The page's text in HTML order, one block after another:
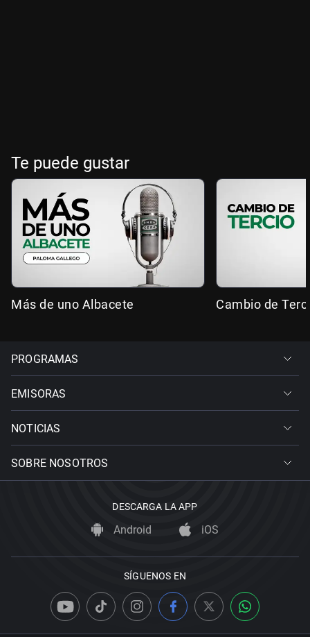
Te puede gustar
Más de uno Albacete Cambio de
PROGRAMAS
EMISORAS
NOTICIAS
SOBRE NOSOTROS
DESCARGA LA APP
Android iOS
SÍGUENOS EN